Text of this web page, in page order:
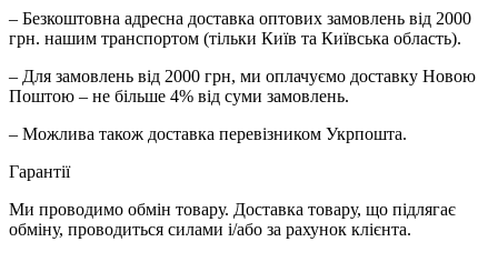
– Безкоштовна адресна доставка оптових замовлень від 2000
грн. нашим транспортом (тільки Київ та Київська область).
– Для замовлень від 2000 грн, ми оплачуємо доставку Новою
Поштою – не більше 4% від суми замовлень.
– Можлива також доставка перевізником Укрпошта.
Гарантії
Ми проводимо обмін товару. Доставка товару, що підлягає
обміну, проводиться силами і/або за рахунок клієнта.